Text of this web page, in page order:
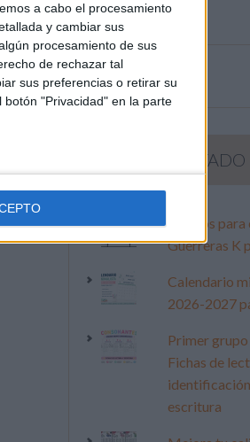
a cabo el procesamiento
y cambiar sus
procesamiento de sus
de rechazar tal
sus preferencias o retirar su
"Privacidad" en la parte
LO MÁS VISITADO
Dibujos
Guerreras K
Calendario
2026-2027
Primer
Fichas de
escritura